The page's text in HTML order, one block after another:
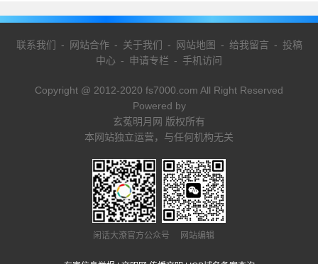
联系我们 - 网站合作- 关于我们 - 网站地图 - 给我留言 - 投稿
中心 - 申请专栏 - 手机访问
Copyright @ 2012-2020 fs7000.com All Right Reserved
Powered by
玄菟明月网 版权所有
本网站独立运营，与任何机构无关
闲话大潦官方公众号 网站编辑